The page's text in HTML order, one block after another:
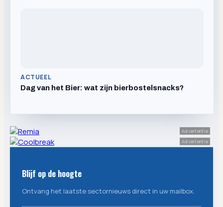
ACTUEEL
Dag van het Bier: wat zijn bierbostelsnacks?
Advertentie
Advertentie
Blijf op de hoogte
Ontvang het laatste sectornieuws direct in uw mailbox.